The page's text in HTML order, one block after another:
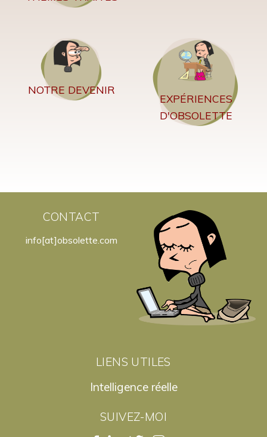
NOTRE DEVENIR
EXPÉRIENCES
D'OBSOLETTE
CONTACT
info[at]obsolette.com
LIENS UTILES
Intelligence réelle
SUIVEZ-MOI